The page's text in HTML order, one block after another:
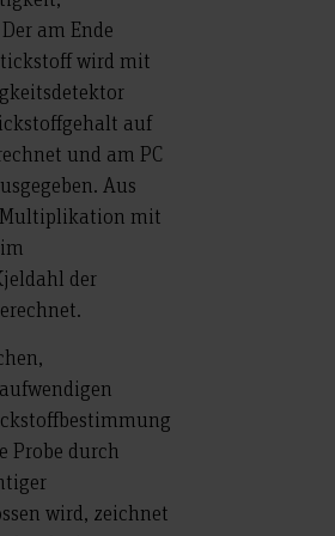
am Ende
wird mit
auf
und am PC
Aus
Multiplikation mit
der
Probe durch
wird, zeichnet